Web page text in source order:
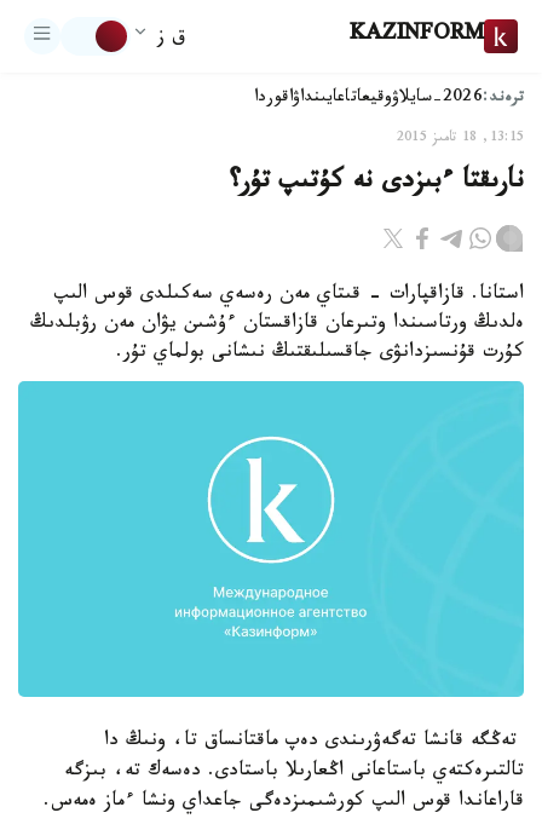
KAZINFORM ق ز
ترەند:2026-سايلاۋ وقيعاتاعايىنداۋاقوردا
13:15, 18 تامىز 2015
نارىقتا ءبىزدى نە كۇتىپ تۇر؟
استانا. قازاقپارات - قىتاي مەن رەسەي سەكىلدى قوس الىپ
ەلدىڭ ورتاسىندا وتىرعان قازاقستان ءۇشىن يۋان مەن رۋبلدىڭ
كۇرت قۇنسىزدانۋى جاقسىلىقتىڭ نىشانى بولماي تۇر.
تەڭگە قانشا تەگەۋرىندى دەپ ماقتانساق تا، ونىڭ دا
تالتىرەكتەي باستاعانى اڭعارىلا باستادى. دەسەك تە، بىزگە
قاراعاندا قوس الىپ كورشىمىزدەگى جاعداي ونشا ءماز ەمەس.